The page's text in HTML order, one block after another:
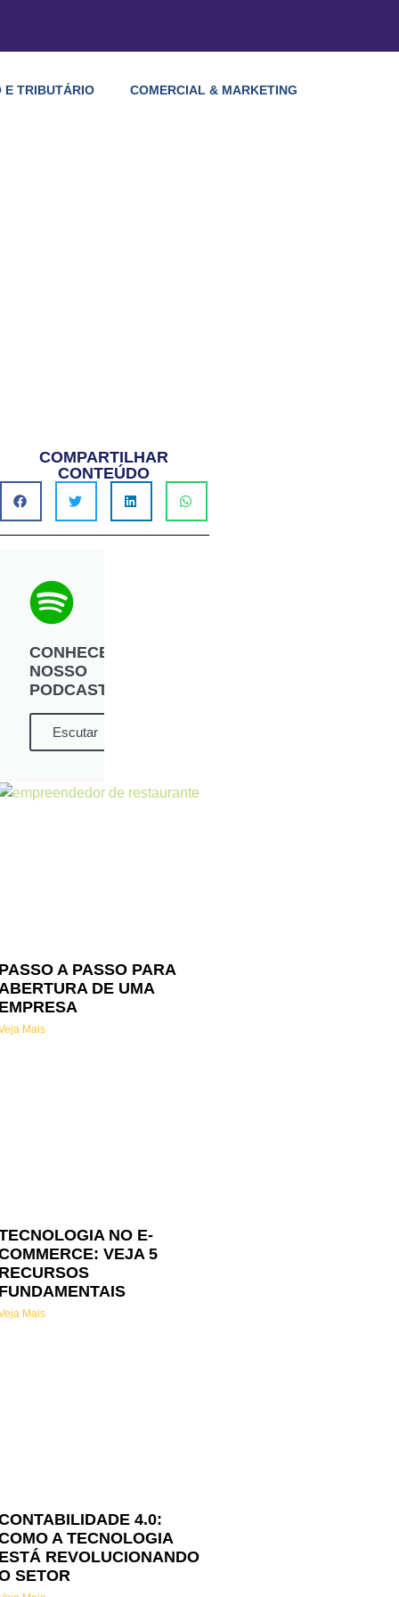
E TRIBUTÁRIO COMERCIAL & MARKETING
COMPARTILHAR
CONTEÚDO
CONHECE
NOSSO
PODCAST?
Escutar
PASSO A PASSO PARA
DE UMA
EMPRESA
Mais
NO E-
VEJA 5
RECURSOS
FUNDAMENTAIS
Mais
4.0:
A TECNOLOGIA
ESTÁ REVOLUCIONANDO
SETOR